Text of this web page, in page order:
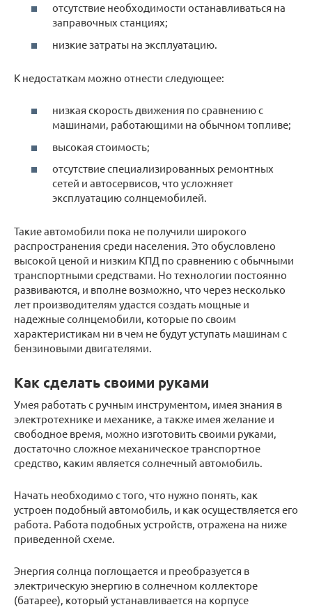
отсутствие необходимости останавливаться на
заправочных станциях;
низкие затраты на эксплуатацию.
К недостаткам можно отнести следующее:
низкая скорость движения по сравнению с
машинами, работающими на обычном топливе;
высокая стоимость;
отсутствие специализированных ремонтных
сетей и автосервисов, что усложняет
эксплуатацию солнцемобилей.
Такие автомобили пока не получили широкого
распространения среди населения. Это обусловлено
высокой ценой и низким КПД по сравнению с обычными
транспортными средствами. Но технологии постоянно
развиваются, и вполне возможно, что через несколько
лет производителям удастся создать мощные и
надежные солнцемобили, которые по своим
характеристикам ни в чем не будут уступать машинам с
бензиновыми двигателями.
Как сделать своими руками
Умея работать с ручным инструментом, имея знания в
электротехнике и механике, а также имея желание и
свободное время, можно изготовить своими руками,
достаточно сложное механическое транспортное
средство, каким является солнечный автомобиль.
Начать необходимо с того, что нужно понять, как
устроен подобный автомобиль, и как осуществляется его
работа. Работа подобных устройств, отражена на ниже
приведенной схеме.
Энергия солнца поглощается и преобразуется в
электрическую энергию в солнечном коллекторе
(батарее), который устанавливается на корпусе